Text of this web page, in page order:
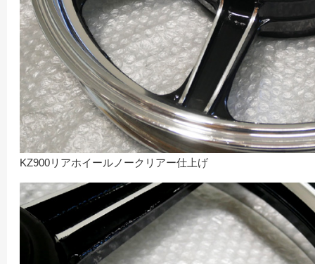
KZ900リアホイールノークリアー仕上げ